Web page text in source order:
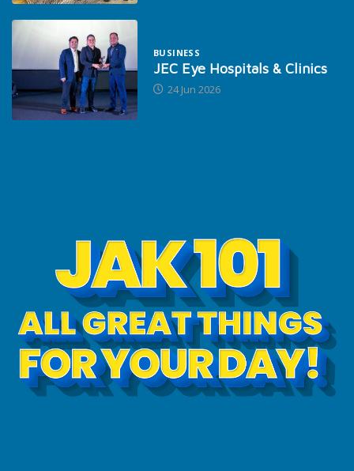
BUSINESS
JEC Eye Hospitals & Clinics
24 Jun 2026